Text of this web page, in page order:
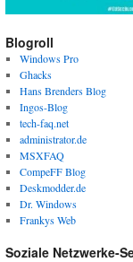
Blogroll
Windows Pro
Ghacks
Hans Brenders Blog
Ingos-Blog
tech-faq.net
administrator.de
MSXFAQ
CompeFF Blog
Deskmodder.de
Dr. Windows
Frankys Web
Soziale Netzwerke-